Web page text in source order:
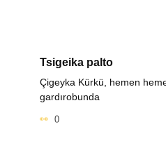
Tsigeika palto
Çigeyka Kürkü, hemen
gardırobunda
0